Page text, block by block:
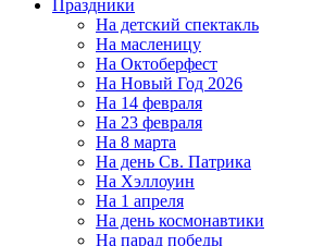
Праздники
На детский спектакль
На масленицу
На Октоберфест
На Новый Год 2026
На 14 февраля
На 23 февраля
На 8 марта
На день Св. Патрика
На Хэллоуин
На 1 апреля
На день космонавтики
На парад победы